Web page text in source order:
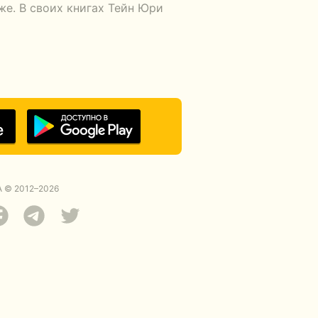
В своих книгах Тейн Юри
2012–2026